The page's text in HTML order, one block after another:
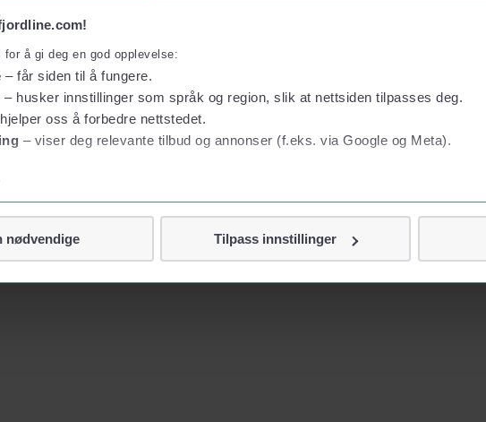
å gi deg en god opplevelse:
– får siden til å fungere.
– husker innstillinger som språk og region, slik at nettsiden tilpasses deg.
oss å forbedre nettstedet.
– viser deg relevante tilbud og annonser (f.eks. via Google og Meta).
nødvendige Tilpass innstillinger